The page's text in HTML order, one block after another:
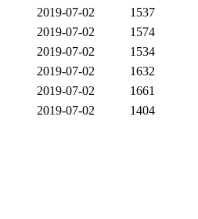
2019-07-02
1537
2019-07-02
1574
2019-07-02
1534
2019-07-02
1632
2019-07-02
1661
2019-07-02
1404